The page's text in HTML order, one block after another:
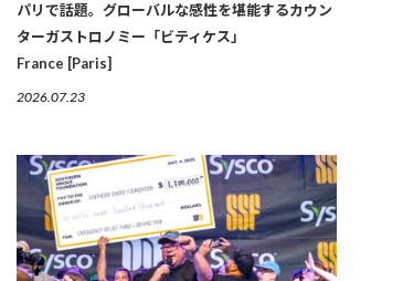
パリで話題。グローバルな感性を堪能するカウン
ターガストロノミー「ビティケス」
France [Paris]
2026.07.23